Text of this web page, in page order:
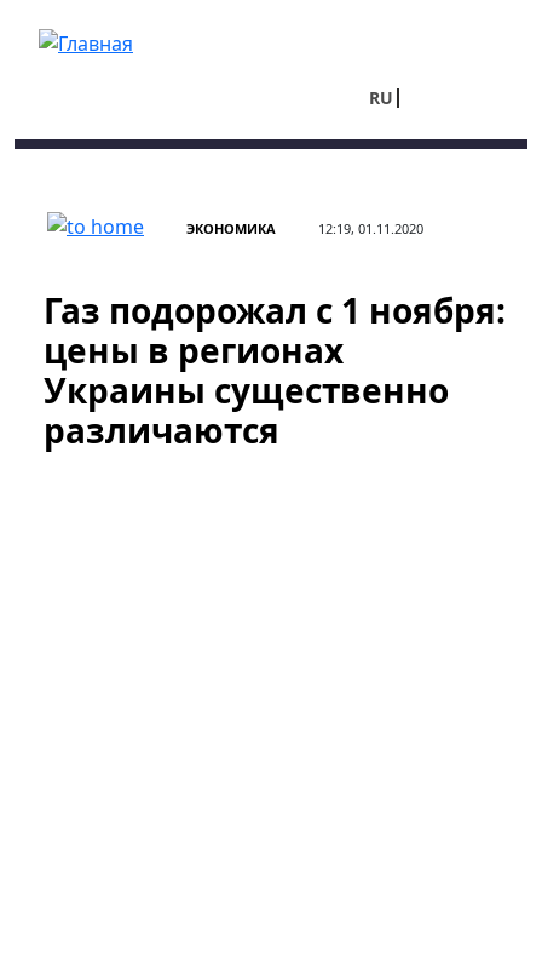
RU
ЭКОНОМИКА 12:19, 01.11.2020
Газ подорожал с 1 ноября:
цены в регионах
Украины существенно
различаются